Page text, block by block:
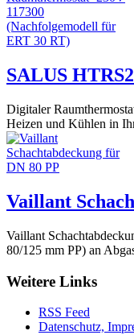
SALUS
Digitaler
Heizen und Kühlen in
Vaillant
Vaillant
80/125 mm PP) an
Weitere Links
RSS Feed
Datenschutz,